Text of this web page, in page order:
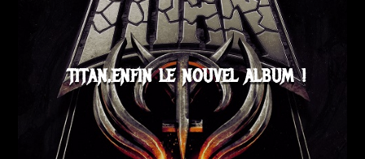
SORTIE ALBUM
TITAN,ENFIN LE NOUVEL ALBUM !